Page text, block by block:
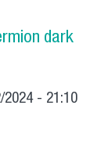
Bang in a
dark
2024 - 21:10